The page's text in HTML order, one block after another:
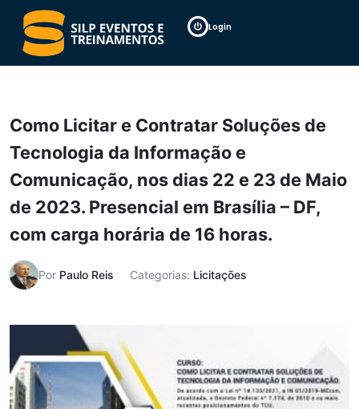
Login
Como Licitar e Contratar Soluções de
Tecnologia da Informação e
Comunicação, nos dias 22 e 23 de Maio
de 2023. Presencial em Brasília – DF,
com carga horária de 16 horas.
Por Paulo Reis Categorias: Licitações